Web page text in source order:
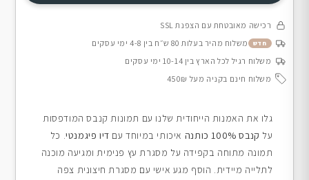
רכישה מאובטחת עם הצפנת SSL
חדש
משלוח מהיר בעלות 80 ש״ח בין 4-8 ימי עסקים
משלוח רגיל לכל הארץ בין 10-14 ימי עסקים
משלוח חינם בקניה מעל 450₪
גלו את האמנות הייחודית שלנו עם תמונות קנבס המודפסות
על קנבס 100% כותנה איכותי במיוחד עם דיו פיגמנטי. כל
תמונה מתוחה בקפידה על מסגרת עץ פנימית ומגיעה מוכנה
לתלייה מיידית. הוסף מגע אישי עם מסגרת חיצונית צפה